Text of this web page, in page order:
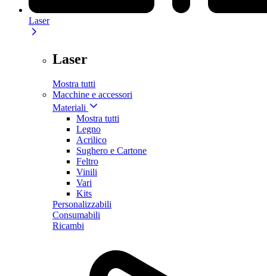
Laser
Laser
Mostra tutti
Macchine e accessori
Materiali
Mostra tutti
Legno
Acrilico
Sughero e Cartone
Feltro
Vinili
Vari
Kits
Personalizzabili
Consumabili
Ricambi